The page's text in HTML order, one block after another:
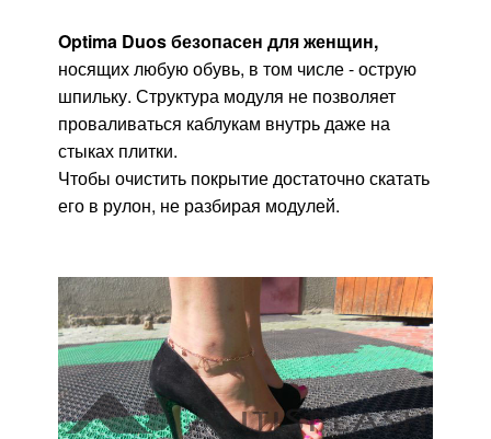
Optima Duos безопасен для женщин,
носящих любую обувь, в том числе - острую
шпильку. Структура модуля не позволяет
проваливаться каблукам внутрь даже на
стыках плитки.
Чтобы очистить покрытие достаточно скатать
его в рулон, не разбирая модулей.